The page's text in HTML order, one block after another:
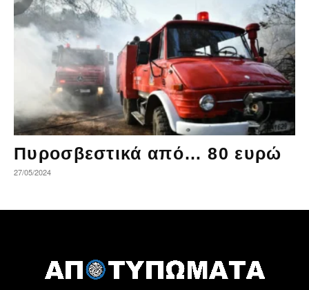
Πυροσβεστικά από… 80 ευρώ
27/05/2024